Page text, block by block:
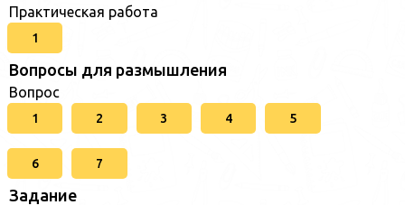
Практическая работа
1
Вопросы для размышления
Вопрос
1 2 3 4 5
6 7
Задание